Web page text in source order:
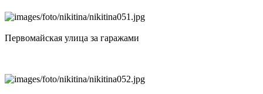
Первомайская улица за гаражами